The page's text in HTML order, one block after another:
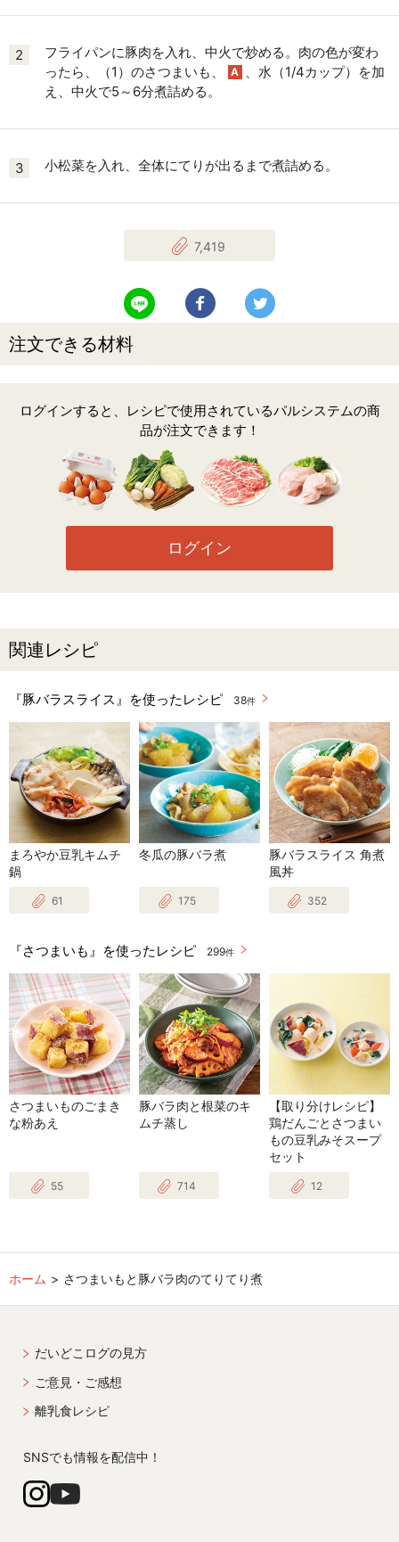
2
フライパンに豚肉を入れ、中火で炒める。肉の色が変わ
ったら、（1）のさつまいも、
A 、水（1/4カップ）を加
え、中火で5～6分煮詰める。
3 小松菜を入れ、全体にてりが出るまで煮詰める。
7,419
LINEで送る Facebookでシェアする
注文できる材料
ログインすると、レシピで使用されているパルシステムの商
品が注文できます！
ログイン
関連レシピ
『豚バラスライス』を使ったレシピ 38件
まろやか豆乳キムチ
鍋
61
冬瓜の豚バラ煮
175
豚バラスライス 角煮
風丼
352
『さつまいも』を使ったレシピ 299件
さつまいものごまき
な粉あえ
55
豚バラ肉と根菜のキ
ムチ蒸し
714
【取り分けレシピ】
鶏だんごとさつまい
もの豆乳みそスープ
セット
12
ホーム さつまいもと豚バラ肉のてりてり煮
だいどこログの見方
ご意見・ご感想
離乳食レシピ
SNSでも情報を配信中！